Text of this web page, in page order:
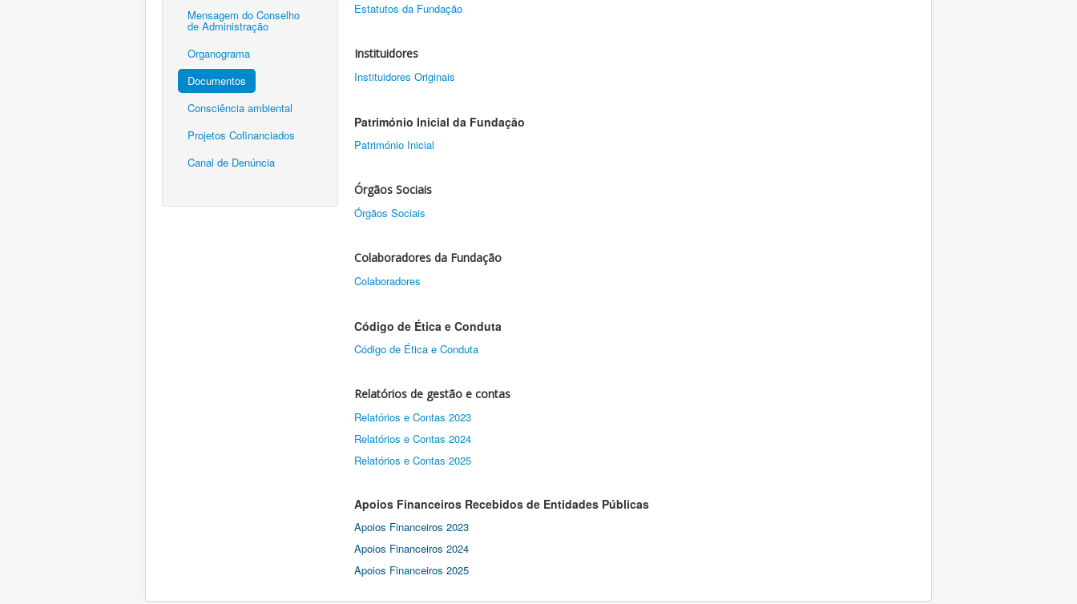
Mensagem do Conselho
de Administração
Organograma
Documentos
Consciência ambiental
Projetos Cofinanciados
Canal de Denúncia
Estatutos da Fundação
Instituidores
Instituidores Originais
Património Inicial da Fundação
Património Inicial
Órgãos Sociais
Órgãos Sociais
Colaboradores da Fundação
Colaboradores
Código de Ética e Conduta
Código de Ética e Conduta
Relatórios de gestão e contas
Relatórios e Contas 2023
Relatórios e Contas 2024
Relatórios e Contas 2025
Apoios Financeiros Recebidos de Entidades Públicas
Apoios Financeiros 2023
Apoios Financeiros 2024
Apoios Financeiros 2025